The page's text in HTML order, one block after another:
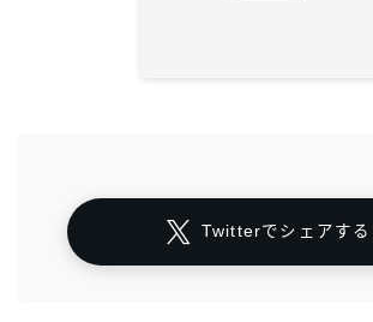
Twitterでシェアする